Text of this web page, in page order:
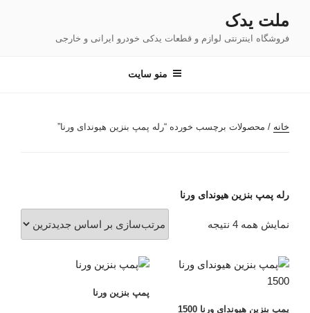
محتوا
ملت یدک
فروشگاه اینترنتی لوازم و قطعات یدکی خودرو ایرانی و خارجی
منو سایت
خانه / محصولات برچسب خورده “رله پمپ بنزین هیوندای ورنا”
رله پمپ بنزین هیوندای ورنا
نمایش همه 4 نتیجه
مرتب‌سازی
جدیدترین
پمپ بنزین هیوندای ورنا 1500
پمپ بنزین ورنا